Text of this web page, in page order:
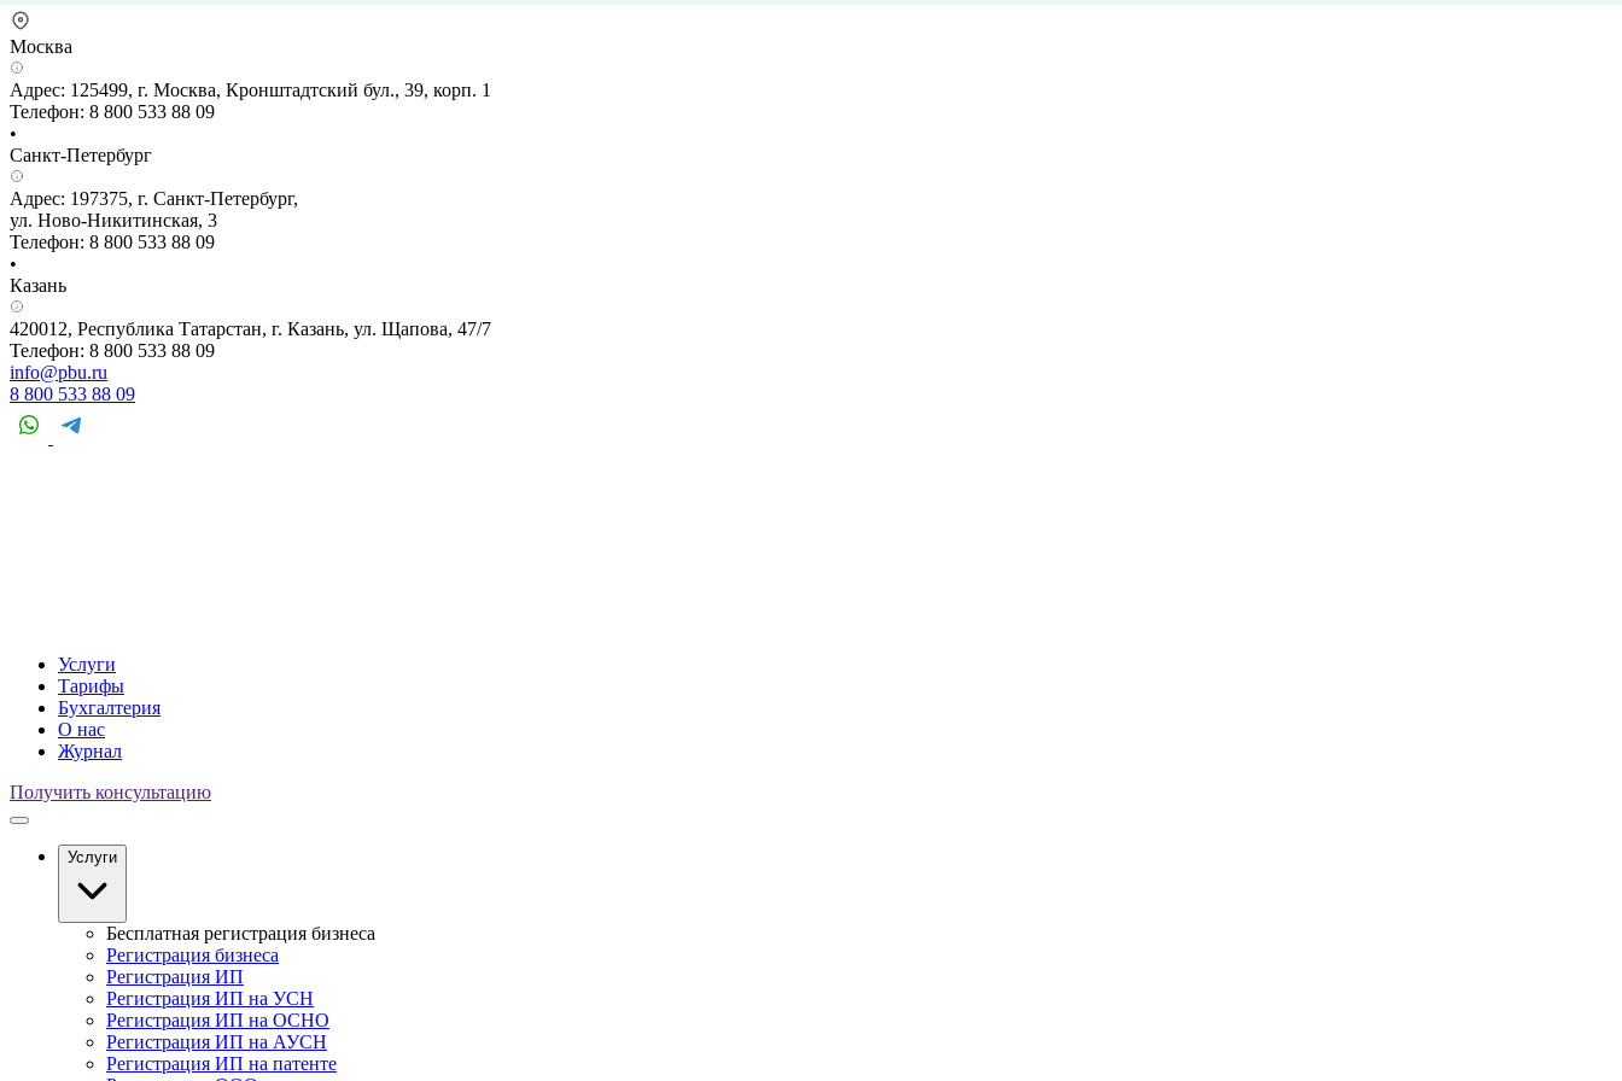
Москва
Адрес: 125499, г. Москва, Кронштадтский бул., 39, корп. 1
Телефон: 8 800 533 88 09
•
Санкт-Петербург
Адрес: 197375, г. Санкт-Петербург,
ул. Ново-Никитинская, 3
Телефон: 8 800 533 88 09
•
Казань
420012, Республика Татарстан, г. Казань, ул. Щапова, 47/7
Телефон: 8 800 533 88 09
info@pbu.ru
8 800 533 88 09
Услуги
Тарифы
Бухгалтерия
О нас
Журнал
Получить консультацию
Услуги
Бесплатная регистрация бизнеса
Регистрация бизнеса
Регистрация ИП
Регистрация ИП на УСН
Регистрация ИП на ОСНО
Регистрация ИП на АУСН
Регистрация ИП на патенте